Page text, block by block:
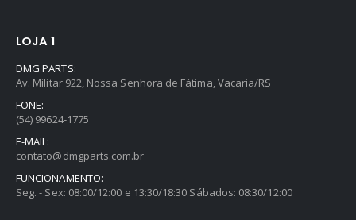
LOJA 1
DMG PARTS:
Av. Militar 922, Nossa Senhora de Fátima, Vacaria/RS
FONE:
(54) 99624-1775
E-MAIL:
contato@dmgparts.com.br
FUNCIONAMENTO:
Seg. - Sex: 08:00/12:00 e 13:30/18:30 Sábados: 08:30/12:00